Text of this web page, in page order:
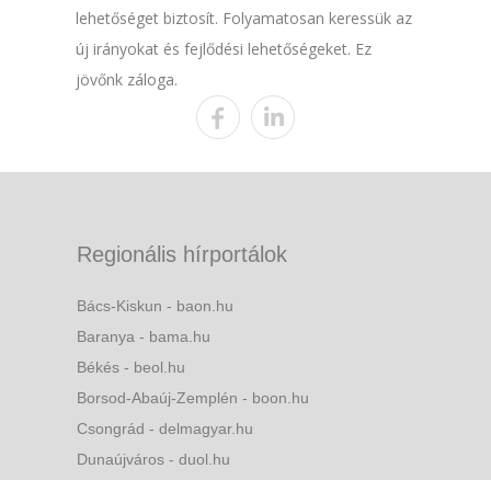
lehetőséget biztosít. Folyamatosan keressük az
új irányokat és fejlődési lehetőségeket. Ez
jövőnk záloga.
Regionális hírportálok
Bács-Kiskun - baon.hu
Baranya - bama.hu
Békés - beol.hu
Borsod-Abaúj-Zemplén - boon.hu
Csongrád - delmagyar.hu
Dunaújváros - duol.hu